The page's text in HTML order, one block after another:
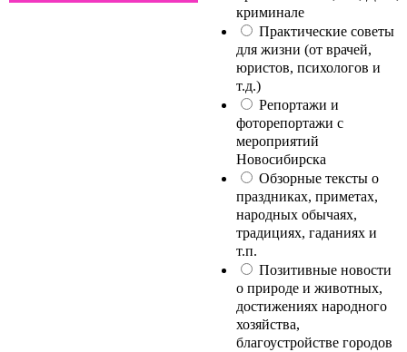
криминале
Практические советы
для жизни (от врачей,
юристов, психологов и
т.д.)
Репортажи и
фоторепортажи с
мероприятий
Новосибирска
Обзорные тексты о
праздниках, приметах,
народных обычаях,
традициях, гаданиях и
т.п.
Позитивные новости
о природе и животных,
достижениях народного
хозяйства,
благоустройстве городов